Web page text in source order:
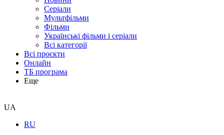
Серіали
Мультфільми
Фільми
Українські фільми і серіали
Всі категорії
Всі проєкти
Онлайн
ТБ програма
Еще
UA
RU